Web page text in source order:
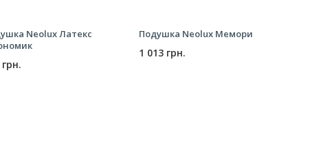
Neolux Латекс
Подушка Neolux Мемори
1 013 грн.